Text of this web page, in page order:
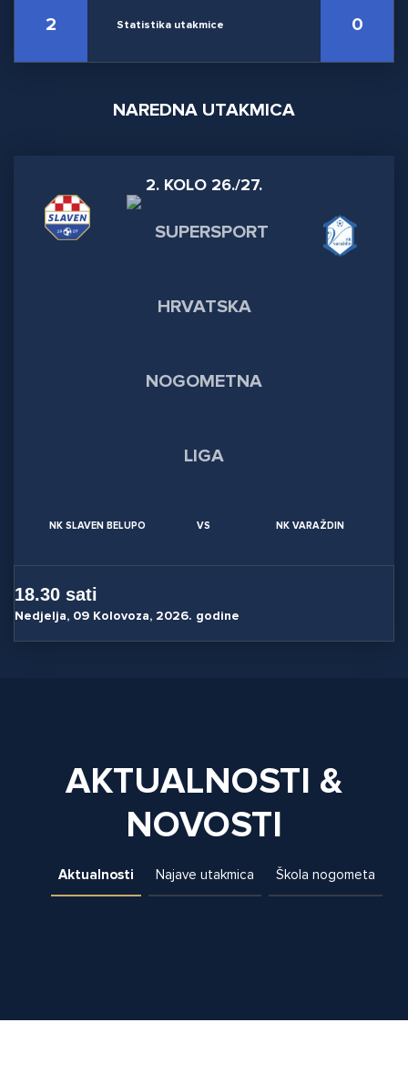
2 Statistika utakmice 0
NAREDNA UTAKMICA
2. KOLO 26./27.
NK SLAVEN BELUPO VS NK VARAŽDIN
18.30 sati
Nedjelja, 09 Kolovoza, 2026. godine
AKTUALNOSTI &
NOVOSTI
Aktualnosti Najave utakmica Škola nogometa